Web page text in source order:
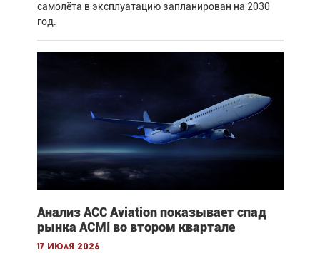
самолёта в эксплуатацию запланирован на 2030
год.
Анализ ACC Aviation показывает спад
рынка ACMI во втором квартале
17 июля 2026